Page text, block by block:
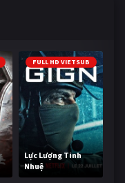
FULL HD VIETSUB
Lực Lượng Tinh
Nhuệ